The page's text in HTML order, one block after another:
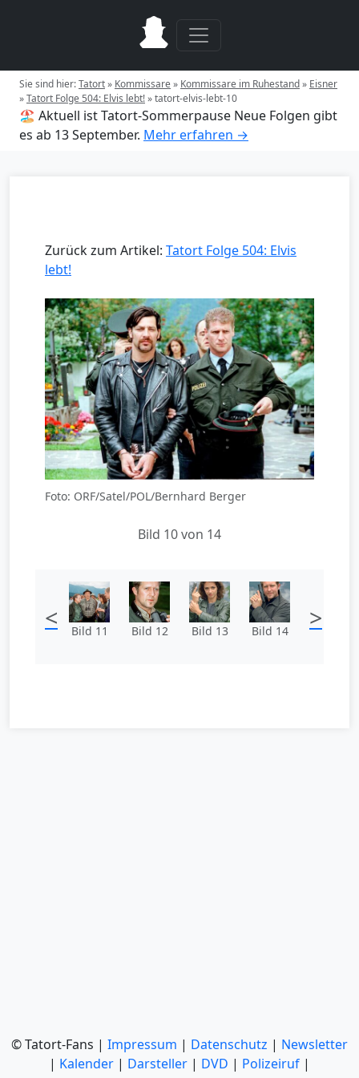
Sie sind hier:Tatort» Kommissare» Kommissare im Ruhestand» Eisner
»Tatort Folge 504: Elvis lebt!»tatort-elvis-lebt-10
🏖️ Aktuell ist Tatort-Sommerpause Neue Folgen gibt
es ab 13 September. Mehr erfahren →
Zurück zum Artikel: Tatort Folge 504: Elvis
lebt!
Foto: ORF/Satel/POL/Bernhard Berger
Bild 10 von 14
< Bild 11 Bild 12 Bild 13 Bild 14 >
© Tatort-Fans | Impressum | Datenschutz | Newsletter
| Kalender | Darsteller | DVD | Polizeiruf |